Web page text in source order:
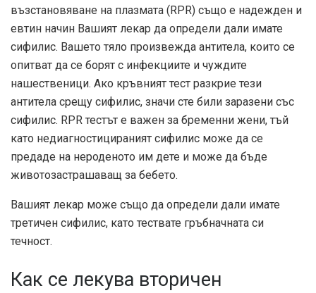
възстановяване на плазмата (RPR) също е надежден и
евтин начин Вашият лекар да определи дали имате
сифилис. Вашето тяло произвежда антитела, които се
опитват да се борят с инфекциите и чуждите
нашественици. Ако кръвният тест разкрие тези
антитела срещу сифилис, значи сте били заразени със
сифилис. RPR тестът е важен за бременни жени, тъй
като недиагностицираният сифилис може да се
предаде на нероденото им дете и може да бъде
животозастрашаващ за бебето.
Вашият лекар може също да определи дали имате
третичен сифилис, като тествате гръбначната си
течност.
Как се лекува вторичен